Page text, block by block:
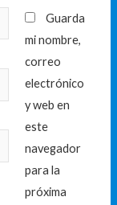
Guarda
mi nombre,
correo
electrónico
y web en
este
navegador
para la
próxima